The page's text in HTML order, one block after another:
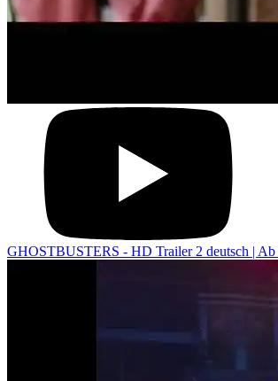
GHOSTBUSTERS - HD Trailer 2 deutsch |